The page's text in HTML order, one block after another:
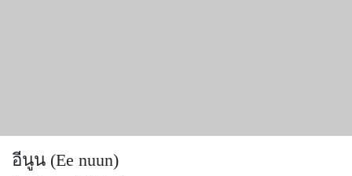
อีนูน (Ee nuun)